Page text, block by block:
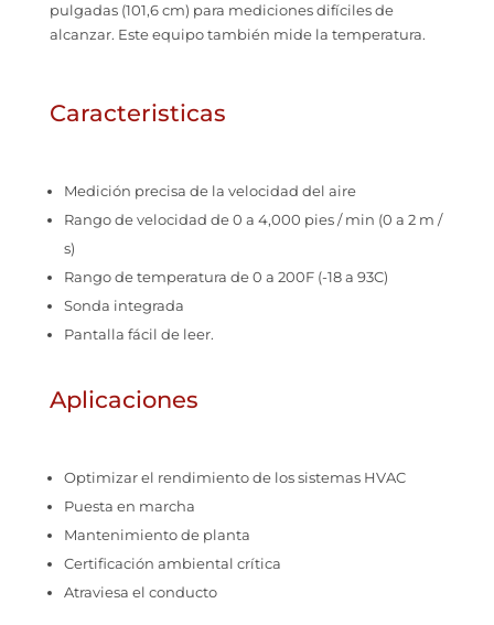
pulgadas (101,6 cm) para mediciones difíciles de
alcanzar. Este equipo también mide la temperatura.
Caracteristicas
Medición precisa de la velocidad del aire
Rango de velocidad de 0 a 4,000 pies / min (0 a 2 m /
s)
Rango de temperatura de 0 a 200F (-18 a 93C)
Sonda integrada
Pantalla fácil de leer.
Aplicaciones
Optimizar el rendimiento de los sistemas HVAC
Puesta en marcha
Mantenimiento de planta
Certificación ambiental crítica
Atraviesa el conducto